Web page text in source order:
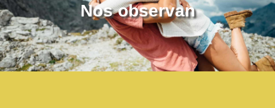
Nos observan